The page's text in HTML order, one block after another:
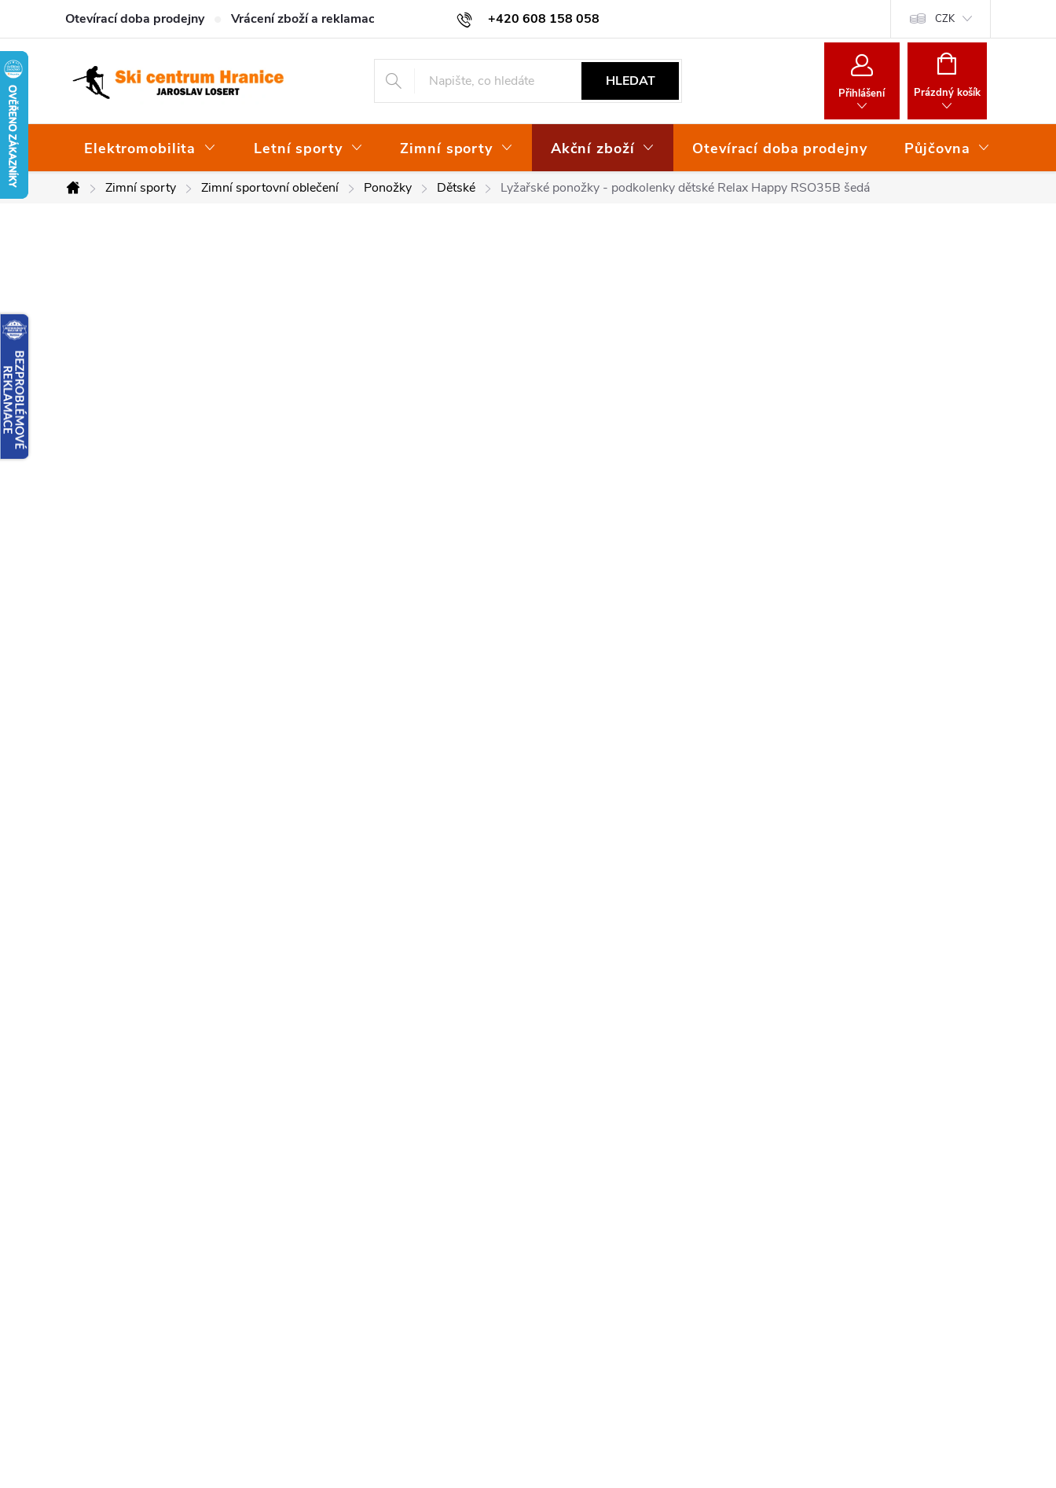
obsah
+420 608 158 058
Otevírací doba prodejny Vrácení zboží a reklamace Osvědčení EKO-KOM CZK
HLEDAT
Přihlášení
NÁKUPNÍ
Prázdný košík
Elektromobilita Letní sporty Zimní sporty Akční zboží Otevírací doba prodejny Půjčovna
DomůZimní sporty Zimní sportovní oblečení Ponožky Dětské Lyžařské ponožky - podkolenky dětské Relax Happy RSO35B šedá